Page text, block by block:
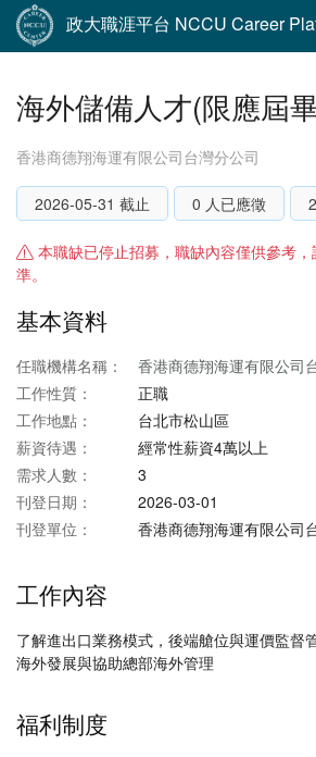
政大職涯平台 NCCU Career
海外儲備人才(限應屆
香港商德翔海運有限公司台灣分公司
2026-05-31 截止 0 人已應徵
本職缺已停止招募，職缺內容僅供參考
準。
基本資料
任職機構名稱：
香港商德翔海運有限公司
工作性質：
正職
工作地點：
台北市松山區
薪資待遇：
經常性薪資4萬以上
需求人數：
3
刊登日期：
2026-03-01
刊登單位：
香港商德翔海運有限公司
工作內容
了解進出口業務模式，後端艙位與運價監督
海外發展與協助總部海外管理
福利制度